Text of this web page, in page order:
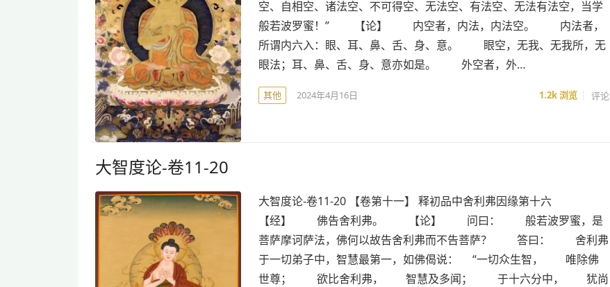
空、自相空、诸法空、不可得空、无法空、有法空、无法有法空，当学
般若波罗蜜！” 【论】 内空者，内法，内法空。 内法者，
所谓内六入：眼、耳、鼻、舌、身、意。 眼空，无我、无我所，无
眼法；耳、鼻、舌、身、意亦如是。 外空者，外…
其他 2024年4月16日 1.2k浏览 评论
大智度论-卷11-20
大智度论-卷11-20 【卷第十一】 释初品中舍利弗因缘第十六
【经】 佛告舍利弗。 【论】 问曰： 般若波罗蜜，是
菩萨摩诃萨法，佛何以故告舍利弗而不告菩萨？ 答曰： 舍利弗
于一切弟子中，智慧最第一，如佛偈说： “一切众生智， 唯除佛
世尊； 欲比舍利弗， 智慧及多闻； 于十六分中， 犹尚